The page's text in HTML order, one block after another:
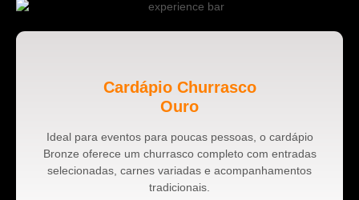
Cardápio Churrasco
Ouro
Ideal para eventos para poucas pessoas, o cardápio
Bronze oferece um churrasco completo com entradas
selecionadas, carnes variadas e acompanhamentos
tradicionais.